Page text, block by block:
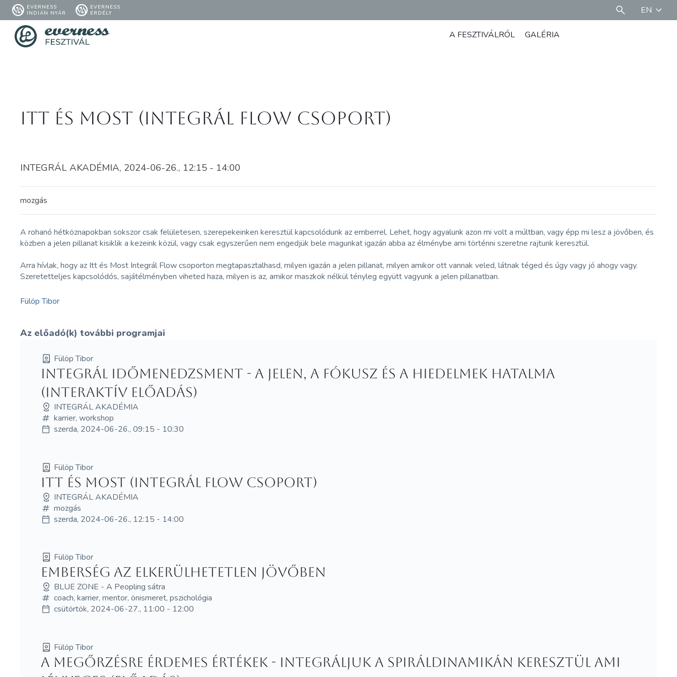
EVERNESS
INDIÁN NYÁR
EVERNESS
ERDÉLY
EN
A FESZTIVÁLRÓL GALÉRIA
Itt és Most (Integrál Flow csoport)
INTEGRÁL AKADÉMIA, 2024-06-26., 12:15 - 14:00
mozgás
A rohanó hétköznapokban sokszor csak felületesen, szerepekeinken keresztül kapcsolódunk az emberrel. Lehet, hogy agyalunk azon mi volt a múltban, vagy épp mi lesz a jövőben, és
közben a jelen pillanat kisiklik a kezeink közül, vagy csak egyszerűen nem engedjük bele magunkat igazán abba az élménybe ami történni szeretne rajtunk keresztül.
Arra hívlak, hogy az Itt és Most Integrál Flow csoporton megtapasztalhasd, milyen igazán a jelen pillanat, milyen amikor ott vannak veled, látnak téged és úgy vagy jó ahogy vagy.
Szeretetteljes kapcsolódós, sajátélményben viheted haza, milyen is az, amikor maszkok nélkül tényleg együtt vagyunk a jelen pillanatban.
Fülöp Tibor
Az előadó(k) további programjai
Fülöp Tibor
Integrál Időmenedzsment - A jelen, a fókusz és a hiedelmek hatalma
(Interaktív előadás)
INTEGRÁL AKADÉMIA
karrier, workshop
szerda, 2024-06-26., 09:15 - 10:30
Fülöp Tibor
Itt és Most (Integrál Flow csoport)
INTEGRÁL AKADÉMIA
mozgás
szerda, 2024-06-26., 12:15 - 14:00
Fülöp Tibor
Emberség az elkerülhetetlen jövőben
BLUE ZONE - A Peopling sátra
coach, karrier, mentor, önismeret, pszichológia
csütörtök, 2024-06-27., 11:00 - 12:00
Fülöp Tibor
A megőrzésre érdemes értékek - Integráljuk a spiráldinamikán keresztül ami